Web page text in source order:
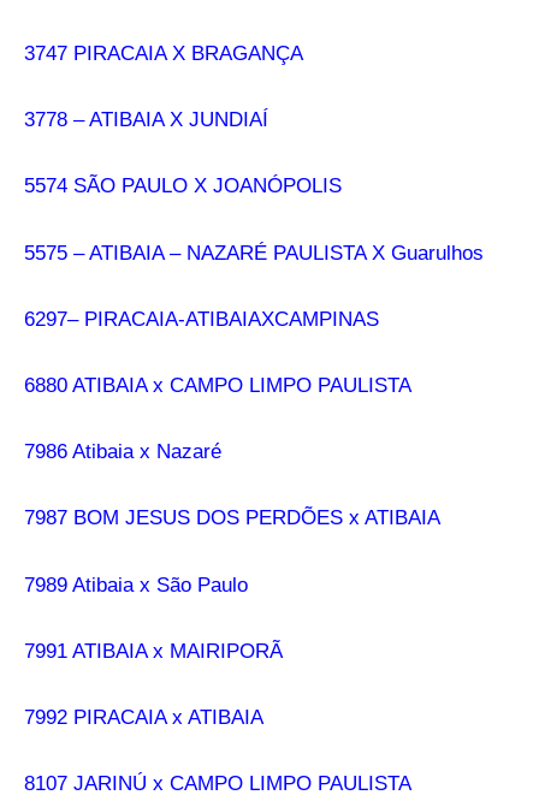
3747 PIRACAIA X BRAGANÇA
3778 – ATIBAIA X JUNDIAÍ
5574 SÃO PAULO X JOANÓPOLIS
5575 – ATIBAIA – NAZARÉ PAULISTA X Guarulhos
6297– PIRACAIA-ATIBAIAXCAMPINAS
6880 ATIBAIA x CAMPO LIMPO PAULISTA
7986 Atibaia x Nazaré
7987 BOM JESUS DOS PERDÕES x ATIBAIA
7989 Atibaia x São Paulo
7991 ATIBAIA x MAIRIPORÃ
7992 PIRACAIA x ATIBAIA
8107 JARINÚ x CAMPO LIMPO PAULISTA